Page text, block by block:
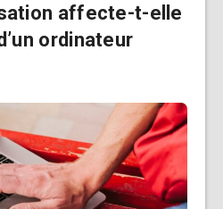
affecte-t-elle
ordinateur